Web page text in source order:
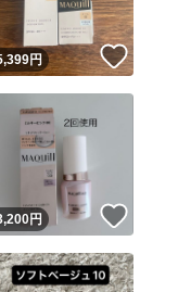
ね！
円 いいね！
ね！
円